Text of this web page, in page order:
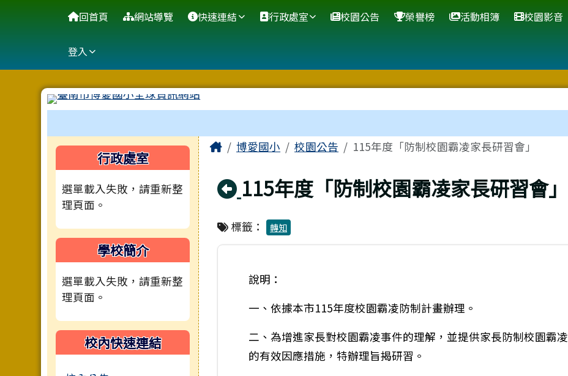
臺南市博愛國小全球資訊網站
導覽列 回首頁 網站導覽 快速連結 行政處室 校園公告 榮譽榜 活動相簿 校園影音
登入
左邊區域內容
行政處室
選單載入失敗，請重新整
理頁面。
學校簡介
選單載入失敗，請重新整
理頁面。
校內快速連結
主內容區域
Home博愛國小 校園公告 115年度「防制校園霸凌家長研習會」
回上頁
115年度「防制校園霸凌家長研習會」
標籤： 轉知
說明：
一、依據本市115年度校園霸凌防制計畫辦理。
二、為增進家長對校園霸凌事件的理解，並提供家長防制校園霸凌
的有效因應措施，特辦理旨揭研習。
頁尾區域